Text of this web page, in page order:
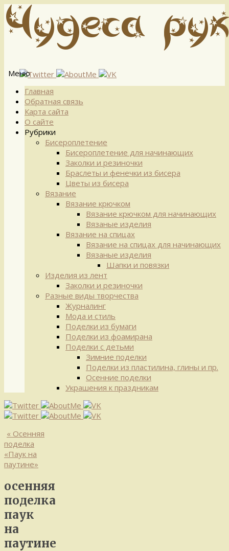
Меню
Перейти
содержимому
Главная
Обратная связь
Карта сайта
О сайте
Рубрики
Бисероплетение
Бисероплетение для начинающих
Заколки и резиночки
Браслеты и фенечки из бисера
Цветы из бисера
Вязание
Вязание крючком
Вязание крючком для начинающих
Вязаные изделия
Вязание на спицах
Вязание на спицах для начинающих
Вязаные изделия
Шапки и повязки
Изделия из лент
Заколки и резиночки
Разные виды творчества
Журналинг
Мода и стиль
Поделки из бумаги
Поделки из фоамирана
Поделки с детьми
Зимние поделки
Поделки из пластилина, глины и пр.
Осенние поделки
Украшения к праздникам
« Осенняя
поделка
«Паук на
паутине»
осенняя
поделка
паук
на
паутине